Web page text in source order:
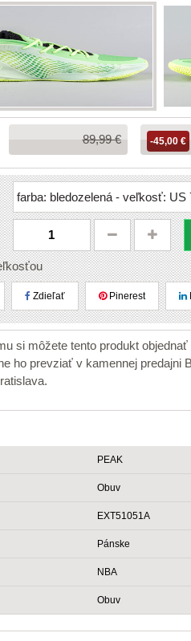
Bežná
cena:
89,99 € -45,00 €
Zdieľať Pinerest
si môžete tento produkt
ho prevziať v kamennej predajni
PEAK
Obuv
EXT51051A
Pánske
NBA
Obuv